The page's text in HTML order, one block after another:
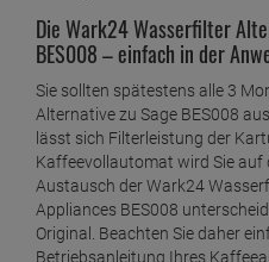
Die Wark24 Wasserfilter
BES008 – einfach in der
Sie sollten spätestens alle 3
Alternative zu Sage BES008
lässt sich Filterleistung der
Kaffeevollautomat wird Sie auf
Austausch der Wark24
Appliances BES008
Original. Beachten Sie daher
Betriebsanleitung Ihres